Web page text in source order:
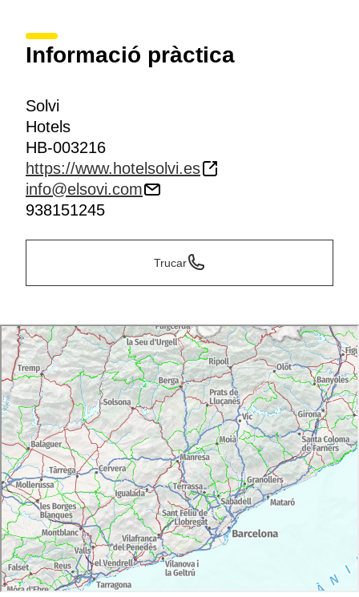
Informació pràctica
Solvi
Hotels
HB-003216
https://www.hotelsolvi.es
info@elsovi.com
938151245
Trucar